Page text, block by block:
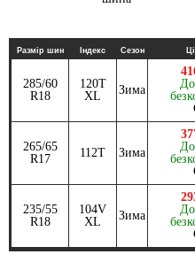
Размір шин Індекс Сезон
285/60
R18
120T
XL
Зима
265/65
R17
112T Зима
235/55
R18
104V
XL
Зима